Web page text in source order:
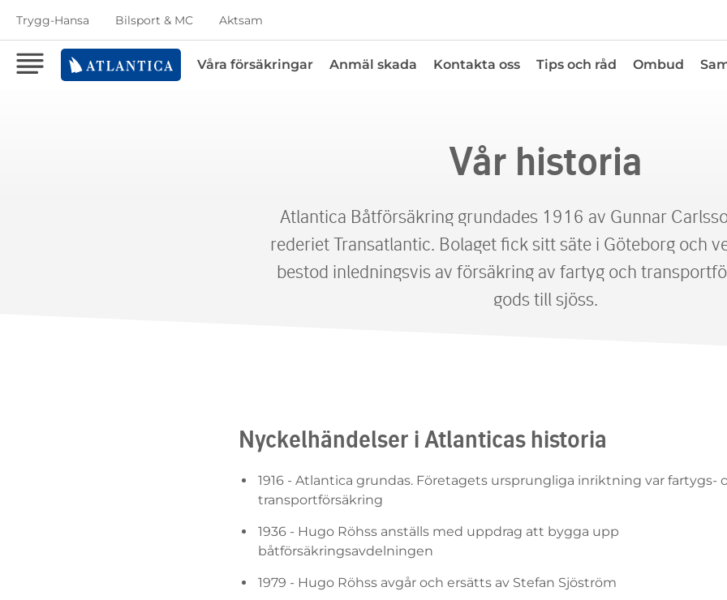
Trygg-Hansa Bilsport & MC Aktsam
Våra försäkringar Anmäl skada Kontakta oss Tips och råd Ombud
Vår historia
Atlantica Båtförsäkring grundades 1916 av Gunnar
rederiet Transatlantic. Bolaget fick sitt säte i Göteborg och
bestod inledningsvis av försäkring av fartyg och
gods till sjöss.
Nyckelhändelser i Atlanticas historia
1916 - Atlantica grundas. Företagets ursprungliga inriktning var fartygs-
transportförsäkring
1936 - Hugo Röhss anställs med uppdrag att bygga upp
båtförsäkringsavdelningen
1979 - Hugo Röhss avgår och ersätts av Stefan Sjöström